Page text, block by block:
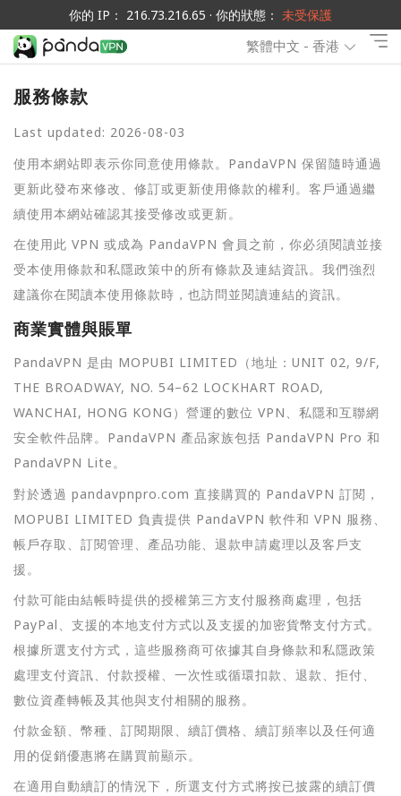
你的 IP： 216.73.216.65 · 你的狀態： 未受保護
繁體中文 - 香港
服務條款
Last updated: 2026-08-03
使用本網站即表示你同意使用條款。PandaVPN 保留隨時通過
更新此發布來修改、修訂或更新使用條款的權利。客戶通過繼
續使用本網站確認其接受修改或更新。
在使用此 VPN 或成為 PandaVPN 會員之前，你必須閱讀並接
受本使用條款和私隱政策中的所有條款及連結資訊。我們強烈
建議你在閱讀本使用條款時，也訪問並閱讀連結的資訊。
商業實體與賬單
PandaVPN 是由 MOPUBI LIMITED（地址：UNIT 02, 9/F,
THE BROADWAY, NO. 54–62 LOCKHART ROAD,
WANCHAI, HONG KONG）營運的數位 VPN、私隱和互聯網
安全軟件品牌。PandaVPN 產品家族包括 PandaVPN Pro 和
PandaVPN Lite。
對於透過 pandavpnpro.com 直接購買的 PandaVPN 訂閱，
MOPUBI LIMITED 負責提供 PandaVPN 軟件和 VPN 服務、
帳戶存取、訂閱管理、產品功能、退款申請處理以及客戶支
援。
付款可能由結帳時提供的授權第三方支付服務商處理，包括
PayPal、支援的本地支付方式以及支援的加密貨幣支付方式。
根據所選支付方式，這些服務商可依據其自身條款和私隱政策
處理支付資訊、付款授權、一次性或循環扣款、退款、拒付、
數位資產轉帳及其他與支付相關的服務。
付款金額、幣種、訂閱期限、續訂價格、續訂頻率以及任何適
用的促銷優惠將在購買前顯示。
在適用自動續訂的情況下，所選支付方式將按已披露的續訂價